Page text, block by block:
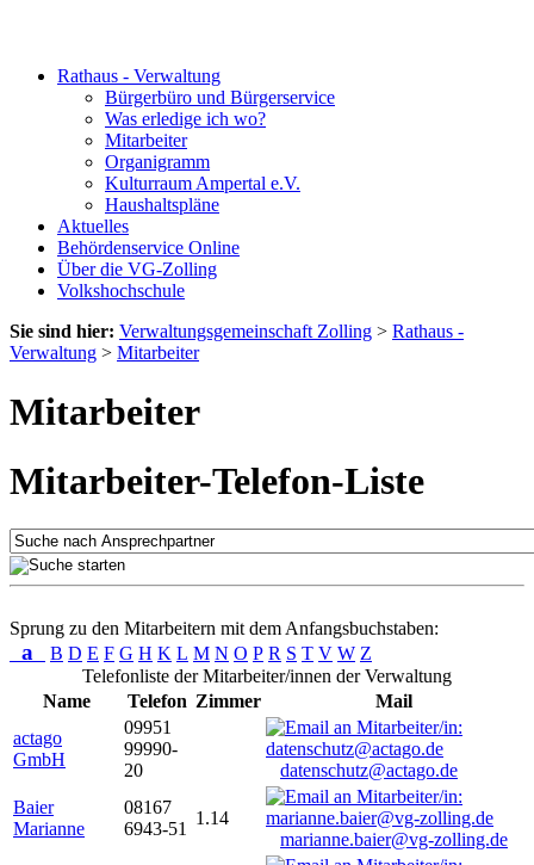
Rathaus - Verwaltung
Bürgerbüro und Bürgerservice
Was erledige ich wo?
Mitarbeiter
Organigramm
Kulturraum Ampertal e.V.
Haushaltspläne
Aktuelles
Behördenservice Online
Über die VG-Zolling
Volkshochschule
Sie sind hier: Verwaltungsgemeinschaft Zolling > Rathaus -
Verwaltung > Mitarbeiter
Mitarbeiter
Mitarbeiter-Telefon-Liste
Sprung zu den Mitarbeitern mit dem Anfangsbuchstaben:
a B D E F G H K L M N O P R S T V W Z
Telefonliste der Mitarbeiter/innen der Verwaltung
Name
Telefon Zimmer
Mail
actago
GmbH
09951
99990-
20
datenschutz@actago.de
Baier
Marianne
08167
6943-51
1.14
marianne.baier@vg-zolling.de